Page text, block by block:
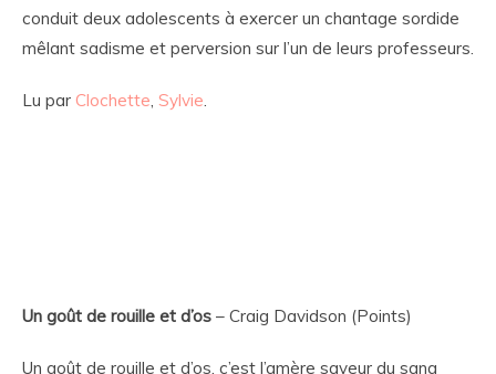
conduit deux adolescents à exercer un chantage sordide
mêlant sadisme et perversion sur l’un de leurs professeurs.
Lu par Clochette, Sylvie.
Un goût de rouille et d’os – Craig Davidson (Points)
Un goût de rouille et d’os, c’est l’amère saveur du sang